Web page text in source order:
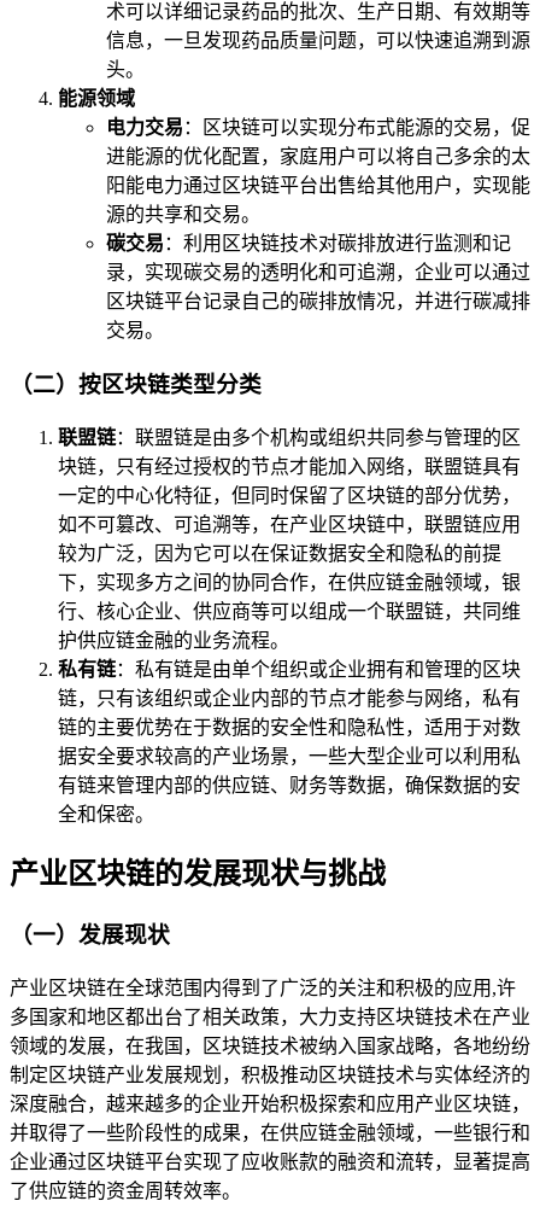
术可以详细记录药品的批次、生产日期、有效期等
信息，一旦发现药品质量问题，可以快速追溯到源
头。
能源领域
电力交易 ：区块链可以实现分布式能源的交易，促
进能源的优化配置，家庭用户可以将自己多余的太
阳能电力通过区块链平台出售给其他用户，实现能
源的共享和交易。
碳交易 ：利用区块链技术对碳排放进行监测和记
录，实现碳交易的透明化和可追溯，企业可以通过
区块链平台记录自己的碳排放情况，并进行碳减排
交易。
（二）按区块链类型分类
联盟链：联盟链是由多个机构或组织共同参与管理的区
块链，只有经过授权的节点才能加入网络，联盟链具有
一定的中心化特征，但同时保留了区块链的部分优势，
如不可篡改、可追溯等，在产业区块链中，联盟链应用
较为广泛，因为它可以在保证数据安全和隐私的前提
下，实现多方之间的协同合作，在供应链金融领域，银
行、核心企业、供应商等可以组成一个联盟链，共同维
护供应链金融的业务流程。
私有链：私有链是由单个组织或企业拥有和管理的区块
链，只有该组织或企业内部的节点才能参与网络，私有
链的主要优势在于数据的安全性和隐私性，适用于对数
据安全要求较高的产业场景，一些大型企业可以利用私
有链来管理内部的供应链、财务等数据，确保数据的安
全和保密。
产业区块链的发展现状与挑战
（一）发展现状
产业区块链在全球范围内得到了广泛的关注和积极的应用,许
多国家和地区都出台了相关政策，大力支持区块链技术在产业
领域的发展，在我国，区块链技术被纳入国家战略，各地纷纷
制定区块链产业发展规划，积极推动区块链技术与实体经济的
深度融合，越来越多的企业开始积极探索和应用产业区块链，
并取得了一些阶段性的成果，在供应链金融领域，一些银行和
企业通过区块链平台实现了应收账款的融资和流转，显著提高
了供应链的资金周转效率。